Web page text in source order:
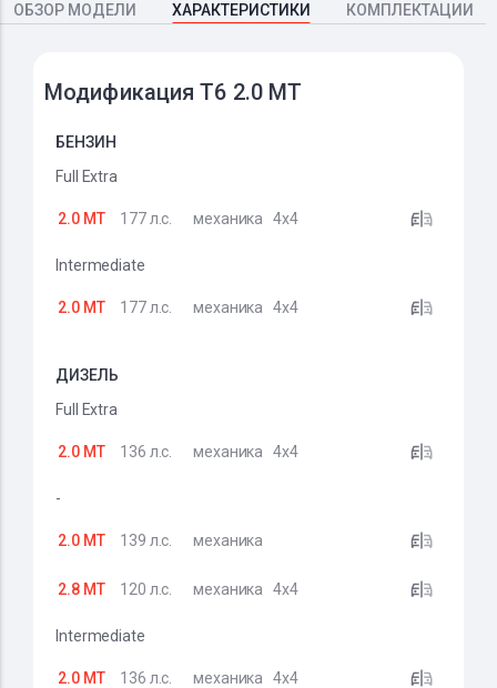
ОБЗОР МОДЕЛИ ХАРАКТЕРИСТИКИ КОМПЛЕКТАЦИИ
Модификация T6 2.0 MT
БЕНЗИН
Full Extra
2.0 MT 177 л.с. механика 4x4
Intermediate
2.0 MT 177 л.с. механика 4x4
ДИЗЕЛЬ
Full Extra
2.0 MT 136 л.с. механика 4x4
-
2.0 MT 139 л.с. механика
2.8 MT 120 л.с. механика 4x4
Intermediate
2.0 MT 136 л.с. механика 4x4